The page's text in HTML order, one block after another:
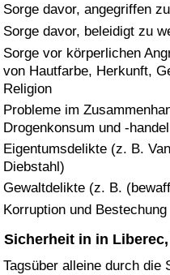
Sorge davor, angegriffen
Sorge davor, beleidigt zu
Sorge vor körperlichen
von Hautfarbe, Herkunft,
Religion
Probleme im
Drogenkonsum und -handel
Eigentumsdelikte (z. B.
Diebstahl)
Gewaltdelikte (z. B.
Korruption und Bestechung
Sicherheit in in
Tagsüber alleine durch die
Umweltverschmutzung
Umweltverschmutzungs-
Verschmutzungsindex
Umweltverschmutzungs-
Verkehr